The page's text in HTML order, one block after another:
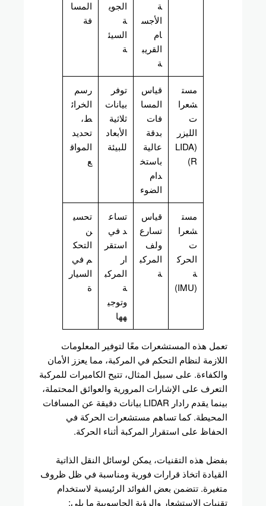
ة
الأجس
ام
القريب
ة
الجوي
ة
السيئ
ة
المسا
فة
مست
شعرا
ت
الليزر
(LIDA
R)
قياس
المسا
فات
بدقة
عالية
باستخ
دام
الضوء
توفر
بيانات
ثلاثية
الأبعاد
للبيئة
رسم
الخرائ
ط،
تحديد
المواق
ع
مست
شعرا
ت
الحرك
ة
(IMU)
قياس
تسارع
ولف
المركب
ة
تساع
د في
استقر
ار
المركب
ة
وتوجي
هها
تحسي
ن
التحك
م في
السيار
ة
تعمل هذه المستشعرات معًا لتوفير المعلومات
اللازمة لنظام التحكم في المركبة، مما يعزز الأمان
والكفاءة. على سبيل المثال، تتيح الكاميرات للمركبة
التعرف على الإشارات المرورية والعوائق المحتملة،
بينما يقدم رادار LIDAR بيانات دقيقة عن المسافات
المحيطة. كما تساهم مستشعرات الحركة في
الحفاظ على استقرار المركبة أثناء الحركة.
بفضل هذه التقنيات، يمكن لوسائل النقل الذاتية
القيادة اتخاذ قرارات فورية ومناسبة في ظل ظروف
متغيرة. تتضمن بعض الفوائد الرئيسية لاستخدام
تقنيات الاستشعار والرؤية الحاسوبية ما يلي: